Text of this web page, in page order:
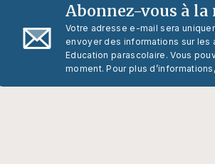
Abonnez-vous à
Votre adresse e-mail sera
envoyer des informations sur les
Education parascolaire. Vous
moment. Pour plus d’informations,